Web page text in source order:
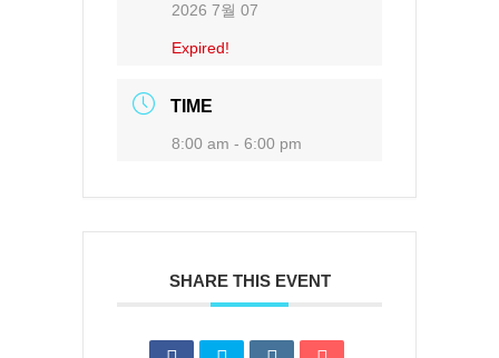
2026 7월 07
Expired!
TIME
8:00 am - 6:00 pm
SHARE THIS EVENT